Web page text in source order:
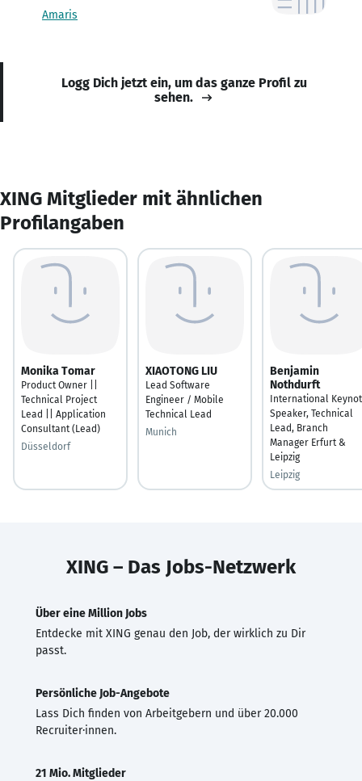
Amaris
Logg Dich jetzt ein, um das ganze Profil zu
sehen.
XING Mitglieder mit ähnlichen
Profilangaben
Monika Tomar
Product Owner ||
Technical Project
Lead || Application
Consultant​ (Lead)
Düsseldorf
XIAOTONG LIU
Lead Software
Engineer / Mobile
Technical Lead
Munich
Benjamin
Nothdurft
International
Speaker, Technical
Lead, Branch
Manager Erfurt &
Leipzig
Leipzig
XING – Das Jobs-Netzwerk
Über eine Million Jobs
Entdecke mit XING genau den Job, der wirklich zu Dir
passt.
Persönliche Job-Angebote
Lass Dich finden von Arbeitgebern und über 20.000
Recruiter·innen.
21 Mio. Mitglieder